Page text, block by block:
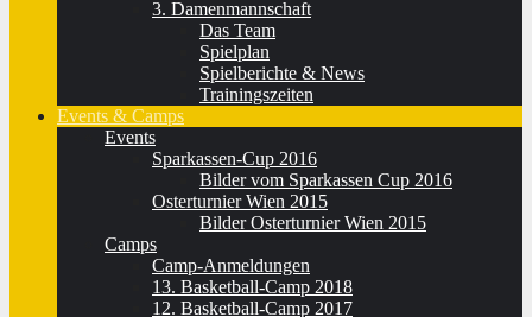
3. Damenmannschaft
Das Team
Spielplan
Spielberichte & News
Trainingszeiten
Events & Camps
Events
Sparkassen-Cup 2016
Bilder vom Sparkassen Cup 2016
Osterturnier Wien 2015
Bilder Osterturnier Wien 2015
Camps
Camp-Anmeldungen
13. Basketball-Camp 2018
12. Basketball-Camp 2017